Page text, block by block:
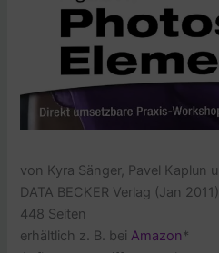
von Kyra Sänger, Pavel Kaplun
DATA BECKER Verlag (Jan 2011)
448 Seiten
erhältlich z. B. bei Amazon*